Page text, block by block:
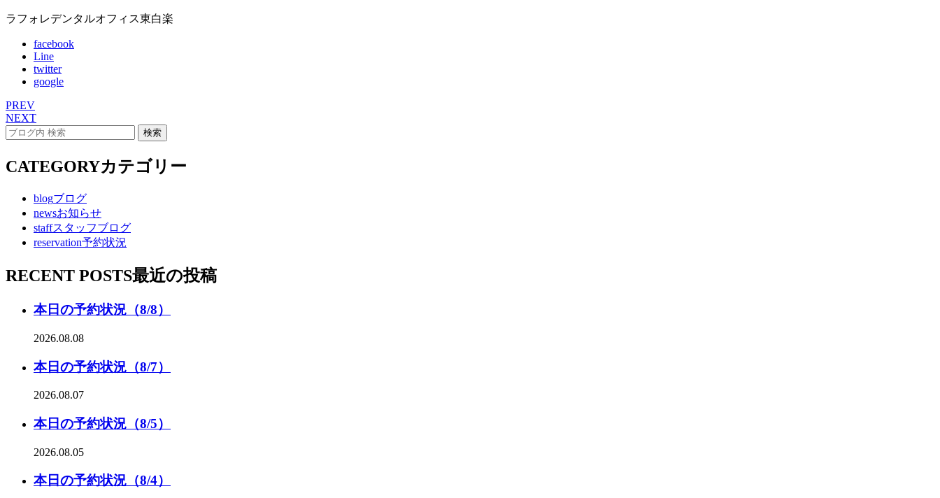
ラフォレデンタルオフィス東白楽
facebook
Line
twitter
google
PREV
NEXT
CATEGORYカテゴリー
blogブログ
newsお知らせ
staffスタッフブログ
reservation予約状況
RECENT POSTS最近の投稿
本日の予約状況（8/8）
2026.08.08
本日の予約状況（8/7）
2026.08.07
本日の予約状況（8/5）
2026.08.05
本日の予約状況（8/4）